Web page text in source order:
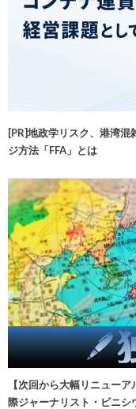
[PR]地政学リスク、港湾
ジ方法「FFA」とは
【次回から大幅リニュー
際ジャーナリスト・ビニシ